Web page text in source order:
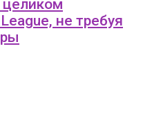
целиком
не требуя